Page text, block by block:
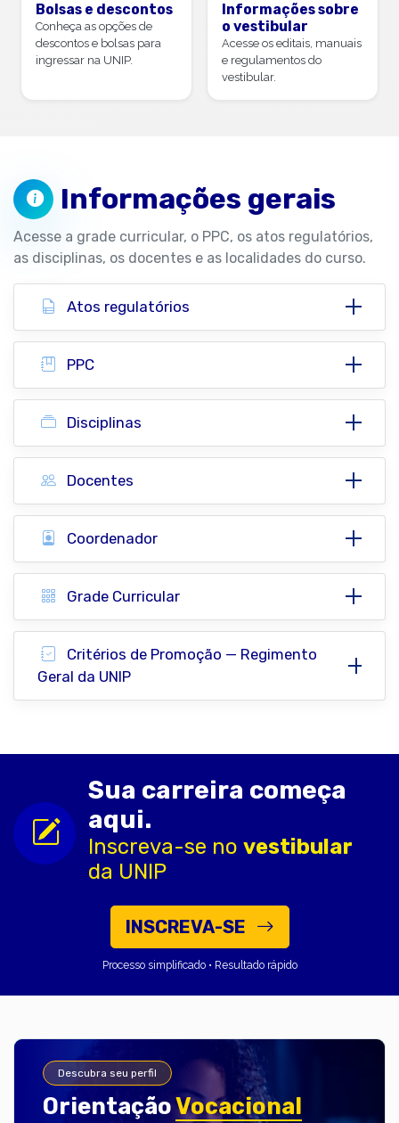
Bolsas e descontos
Conheça as opções de
descontos e bolsas para
ingressar na UNIP.
Informações sobre
o vestibular
Acesse os editais, manuais
e regulamentos do
vestibular.
Informações gerais
Acesse a grade curricular, o PPC, os atos regulatórios,
as disciplinas, os docentes e as localidades do curso.
Atos regulatórios
PPC
Disciplinas
Docentes
Coordenador
Grade Curricular
Critérios de Promoção — Regimento
Geral da UNIP
Sua carreira começa
aqui.
Inscreva-se no vestibular
da UNIP
INSCREVA-SE
Processo simplificado • Resultado rápido
Descubra seu perfil
OrientaçãoVocacional